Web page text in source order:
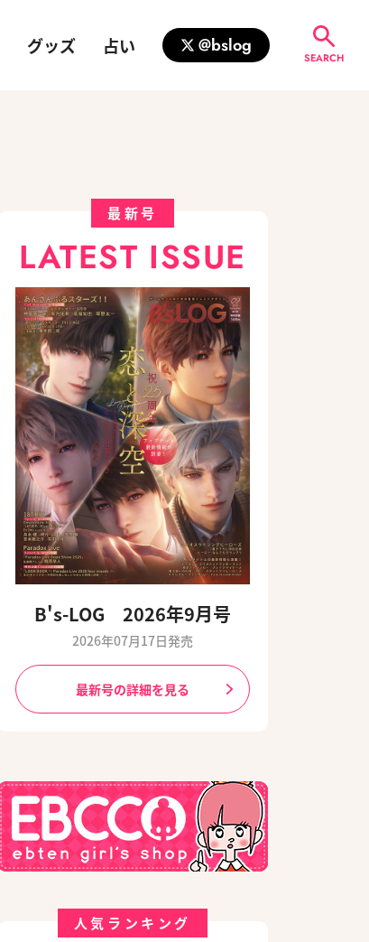
グッズ 占い @bslog
SEARCH
最新号
LATEST ISSUE
B's-LOG 2026年9月号
2026年07月17日発売
最新号の詳細を見る
人気ランキング